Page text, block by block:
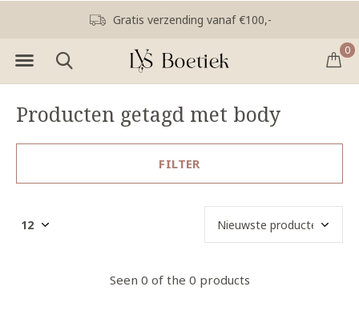
0
Gratis verzending vanaf €100,-
Producten getagd met body
FILTER
Seen 0 of the 0 products